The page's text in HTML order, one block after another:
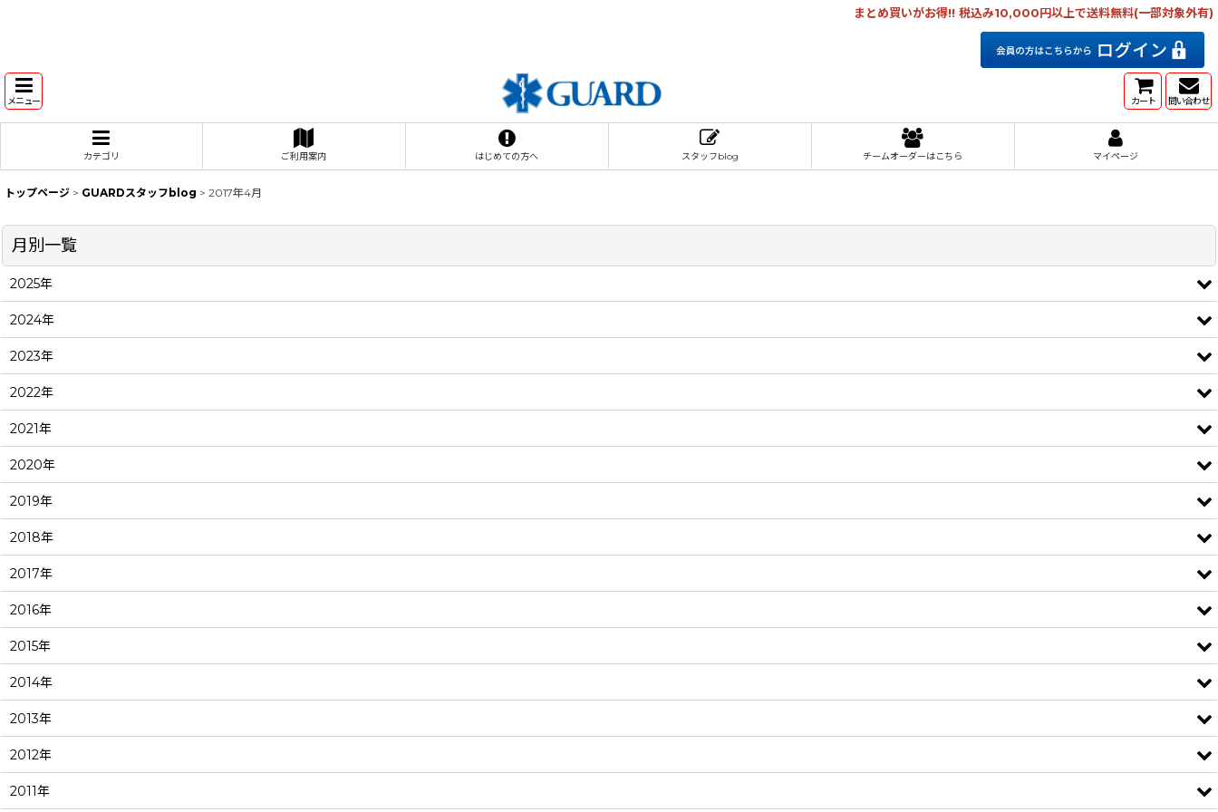
まとめ買いがお得!! 税込み10,000円以上で送料無料(一部対象外有)
メニュー カート 問い合わせ
カテゴリ ご利用案内 はじめての方へ スタッフblog チームオーダーはこちら マイページ
トップページ > GUARDスタッフblog > 2017年4月
月別一覧
2025年
2024年
2023年
2022年
2021年
2020年
2019年
2018年
2017年
2016年
2015年
2014年
2013年
2012年
2011年